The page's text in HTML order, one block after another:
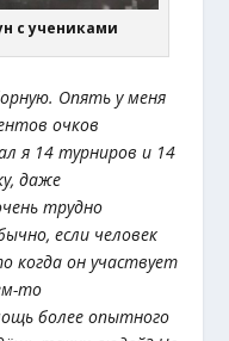
с учениками
Опять у меня
очков
я 14 турниров и 14
даже
трудно
если человек
когда он участвует
то
более опытного